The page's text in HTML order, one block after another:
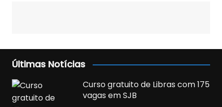
Últimas Notícias
Curso gratuito de Libras com 175
vagas em SJB